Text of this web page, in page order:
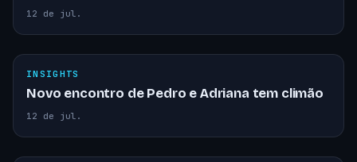
12 de jul.
INSIGHTS
Novo encontro de Pedro e Adriana tem climão
12 de jul.